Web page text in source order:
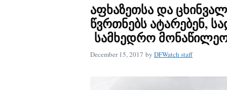
აფხაზეთსა და
წვრთნებს ატარებენ,
სამხედრო
December 15, 2017 by DFWatch staff